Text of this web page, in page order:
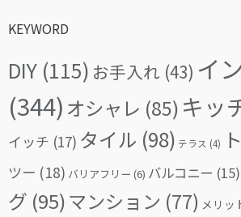
KEYWORD
DIY (115) お手入れ (43) イ
(344) オシャレ (85) キッ
イッチ (17) タイル (98) テラス (4)
ツー (18) バリアフリー (6) バルコニー (15)
グ (95)マンション (77) メリッ